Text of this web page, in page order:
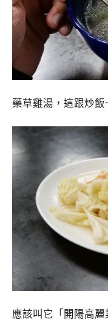
藥草雞湯，這跟炒飯
應該叫它「開陽高麗